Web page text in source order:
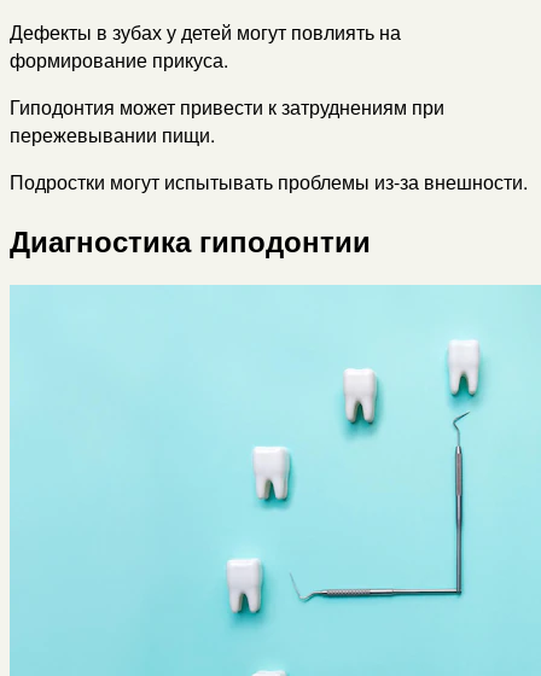
Дефекты в зубах у детей могут повлиять на
формирование прикуса.
Гиподонтия может привести к затруднениям при
пережевывании пищи.
Подростки могут испытывать проблемы из-за внешности.
Диагностика гиподонтии